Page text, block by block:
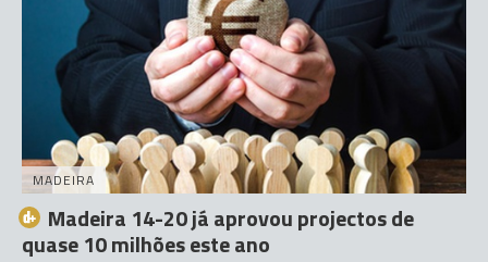
MADEIRA
Madeira 14-20 já aprovou projectos de
quase 10 milhões este ano